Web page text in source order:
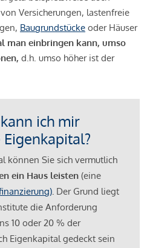
Versicherungen, lastenfreie
Baugrundstücke oder Häuser
man einbringen kann, umso
d.h. umso höher ist der
ich mir
können Sie sich vermutlich
ein Haus leisten (eine
. Der Grund liegt
die Anforderung
10 oder 20 % der
Eigenkapital gedeckt sein